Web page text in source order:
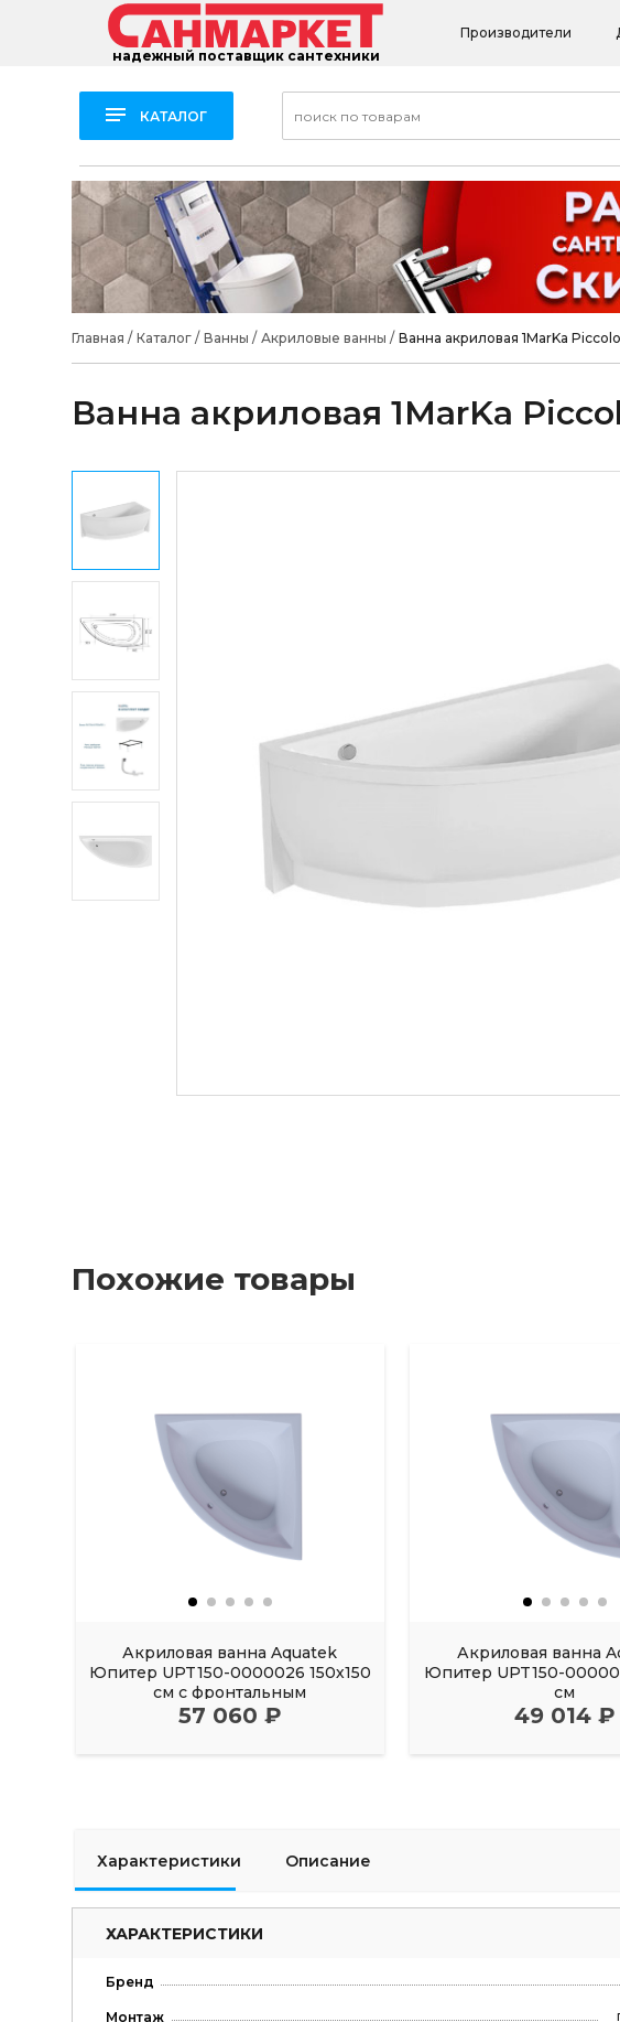
надежный поставщик сантехники
Производители
КАТАЛОГ
Главная / Каталог/ Ванны / Акриловые ванны / Ванна акриловая 1MarKa
Ванна акриловая 1MarKa
Похожие товары
Акриловая ванна Aquatek
Юпитер UPT150-0000026 150х150
см с фронтальным
57 060 ₽
Акриловая ванна
Юпитер UPT150-
см
49 014 ₽
Характеристики Описание
ХАРАКТЕРИСТИКИ
Бренд
Монтаж